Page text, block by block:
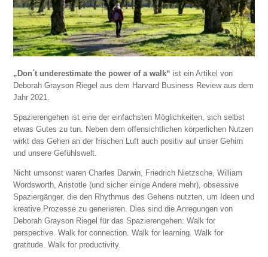
„Don´t underestimate the power of a walk“ ist ein Artikel von
Deborah Grayson Riegel aus dem Harvard Business Review aus dem
Jahr 2021.
Spazierengehen ist eine der einfachsten Möglichkeiten, sich selbst
etwas Gutes zu tun. Neben dem offensichtlichen körperlichen Nutzen
wirkt das Gehen an der frischen Luft auch positiv auf unser Gehirn
und unsere Gefühlswelt.
Nicht umsonst waren Charles Darwin, Friedrich Nietzsche, William
Wordsworth, Aristotle (und sicher einige Andere mehr), obsessive
Spaziergänger, die den Rhythmus des Gehens nutzten, um Ideen und
kreative Prozesse zu generieren.
Dies sind die Anregungen von
Deborah Grayson Riegel für das Spazierengehen:Walk for
perspective. Walk for connection. Walk for learning. Walk for
gratitude. Walk for productivity.